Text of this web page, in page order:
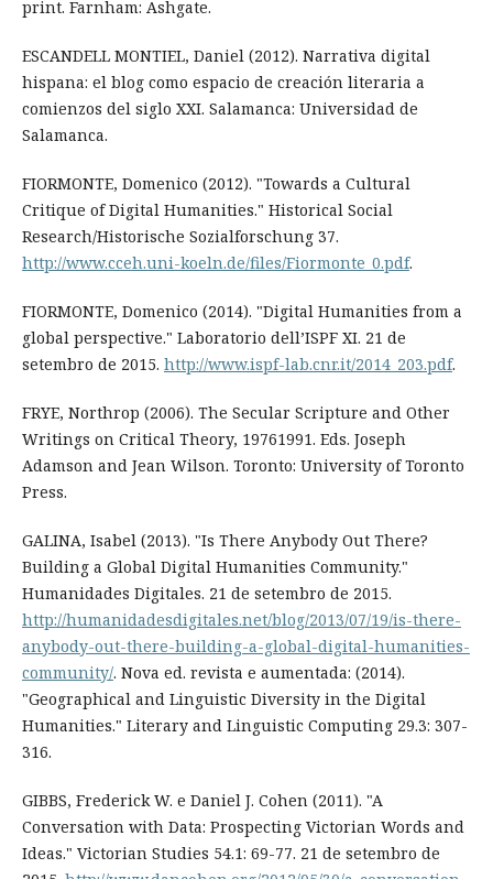
print. Farnham: Ashgate.
ESCANDELL MONTIEL, Daniel (2012). Narrativa digital
hispana: el blog como espacio de creación literaria a
comienzos del siglo XXI. Salamanca: Universidad de
Salamanca.
FIORMONTE, Domenico (2012). "Towards a Cultural
Critique of Digital Humanities." Historical Social
Research/Historische Sozialforschung 37.
http://www.cceh.uni-koeln.de/files/Fiormonte_0.pdf.
FIORMONTE, Domenico (2014). "Digital Humanities from a
global perspective." Laboratorio dell’ISPF XI. 21 de
setembro de 2015. http://www.ispf-lab.cnr.it/2014_203.pdf.
FRYE, Northrop (2006). The Secular Scripture and Other
Writings on Critical Theory, 1976­1991. Eds. Joseph
Adamson and Jean Wilson. Toronto: University of Toronto
Press.
GALINA, Isabel (2013). "Is There Anybody Out There?
Building a Global Digital Humanities Community."
Humanidades Digitales. 21 de setembro de 2015.
http://humanidadesdigitales.net/blog/2013/07/19/is-there-
anybody-out-there-building-a-global-digital-humanities-
community/. Nova ed. revista e aumentada: (2014).
"Geographical and Linguistic Diversity in the Digital
Humanities." Literary and Linguistic Computing 29.3: 307-
316.
GIBBS, Frederick W. e Daniel J. Cohen (2011). "A
Conversation with Data: Prospecting Victorian Words and
Ideas." Victorian Studies 54.1: 69-77. 21 de setembro de